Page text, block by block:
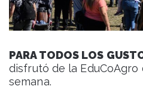
PARA TODOS LOS
disfrutó de la
semana.